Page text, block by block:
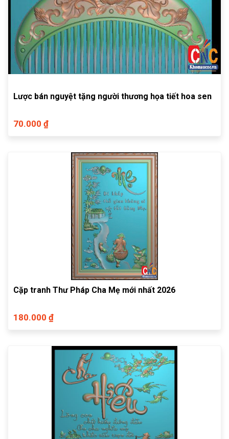
Lược bán nguyệt tặng người thương họa tiết hoa sen
70.000 ₫
Cặp tranh Thư Pháp Cha Mẹ mới nhất 2026
180.000 ₫